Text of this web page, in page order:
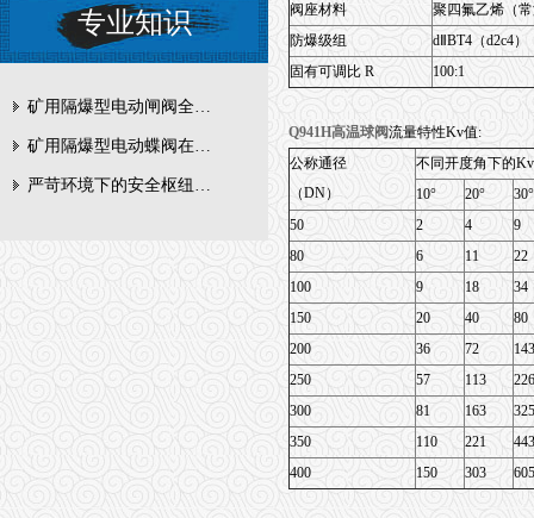
专业知识
矿用隔爆型电动闸阀全周期维护与故障排查要点
矿用隔爆型电动蝶阀在瓦斯管道控制中的防爆设计与安全标准解析
严苛环境下的安全枢纽：矿用隔爆型电动闸阀的技术剖析
阀座材料
聚四氟乙烯（
防爆级组
dⅡBT4（d2c4
固有可调比 R
100:1
Q941H高温球阀流量特性Kv值:
公称通径
（DN）
不同开度角下的
10°
20°
30°
50
2 4
9
80
6 11
22
100
9 18
34
150
20 40
80
200
36 72
143
250
57 113
226
300
81 163
325
350
110 221
443
400
150 303 605